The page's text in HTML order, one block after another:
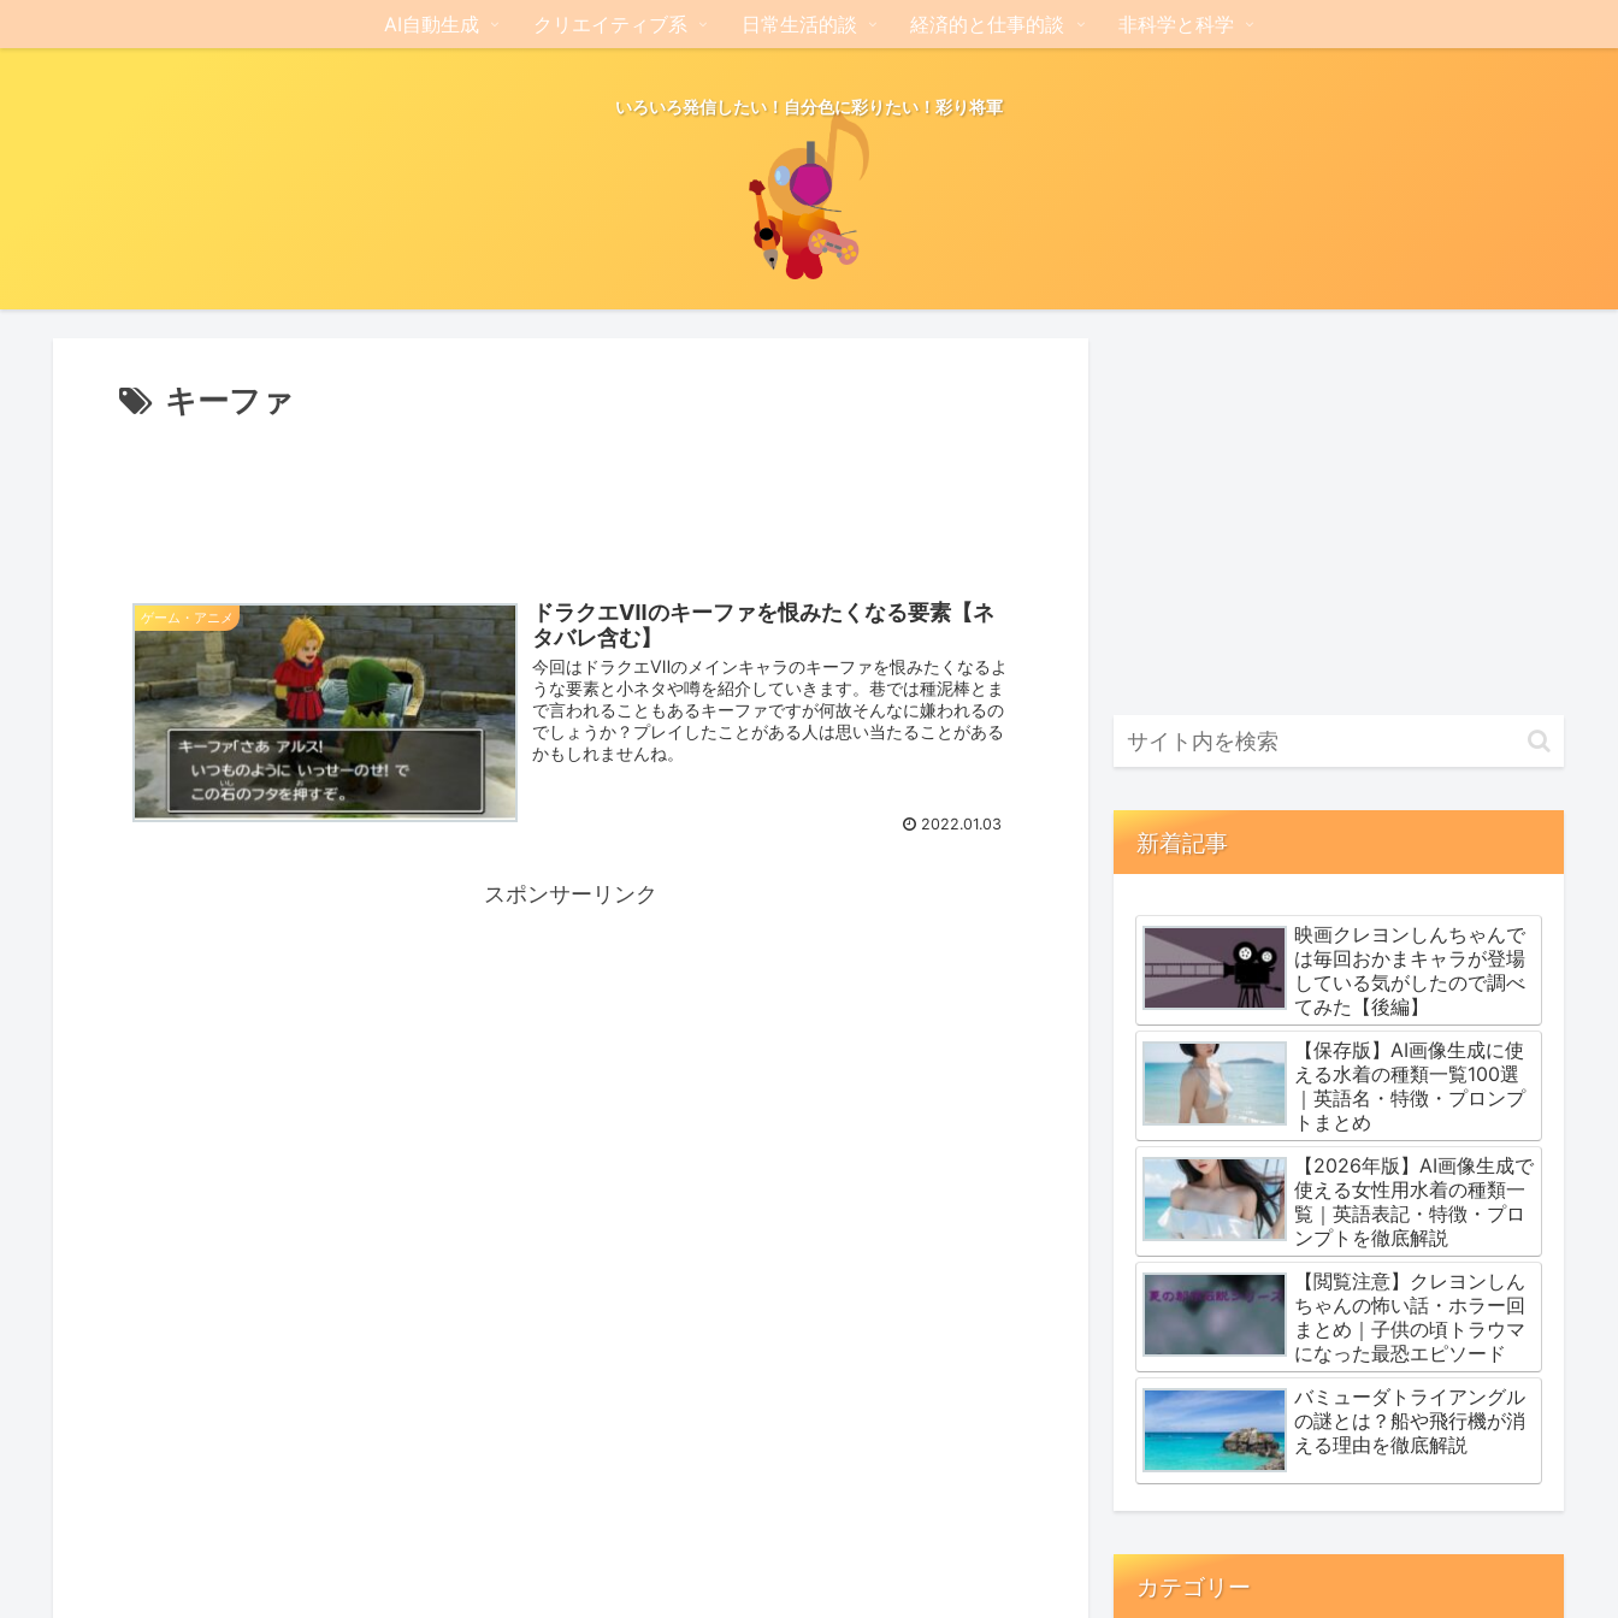
いろいろ発信したい！自分色に彩りたい！彩り将軍
AI自動生成 クリエイティブ系 日常生活的談 経済的と仕事的談 非科学と科学
キーファ
ゲーム・アニメ
ドラクエⅦのキーファを恨みたくなる要素【ネ
タバレ含む】
今回はドラクエⅦのメインキャラのキーファを恨みたくなるよ
うな要素と小ネタや噂を紹介していきます。巷では種泥棒とま
で言われることもあるキーファですが何故そんなに嫌われるの
でしょうか？プレイしたことがある人は思い当たることがある
かもしれませんね。
2022.01.03
スポンサーリンク
新着記事
映画クレヨンしんちゃんで
は毎回おかまキャラが登場
している気がしたので調べ
てみた【後編】
【保存版】AI画像生成に使
える水着の種類一覧100選
｜英語名・特徴・プロンプ
トまとめ
【2026年版】AI画像生成で
使える女性用水着の種類一
覧｜英語表記・特徴・プロ
ンプトを徹底解説
【閲覧注意】クレヨンしん
ちゃんの怖い話・ホラー回
まとめ｜子供の頃トラウマ
になった最恐エピソード
バミューダトライアングル
の謎とは？船や飛行機が消
える理由を徹底解説
カテゴリー